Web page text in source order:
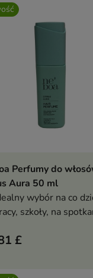
jak i na wyjątkowe
Dodaj do
Perfumy do
Aura 50 ml
wybór na co
szkoły, na
odświeżyć fryzurę
£